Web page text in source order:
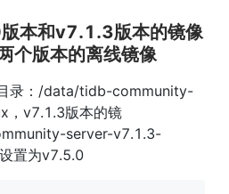
本和v7.1.3版本的镜像
个版本的离线镜像
录：/data/tidb-community-
，v7.1.3版本的镜
server-v7.1.3-
置为v7.5.0